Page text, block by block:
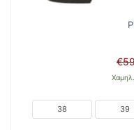
€
38 39